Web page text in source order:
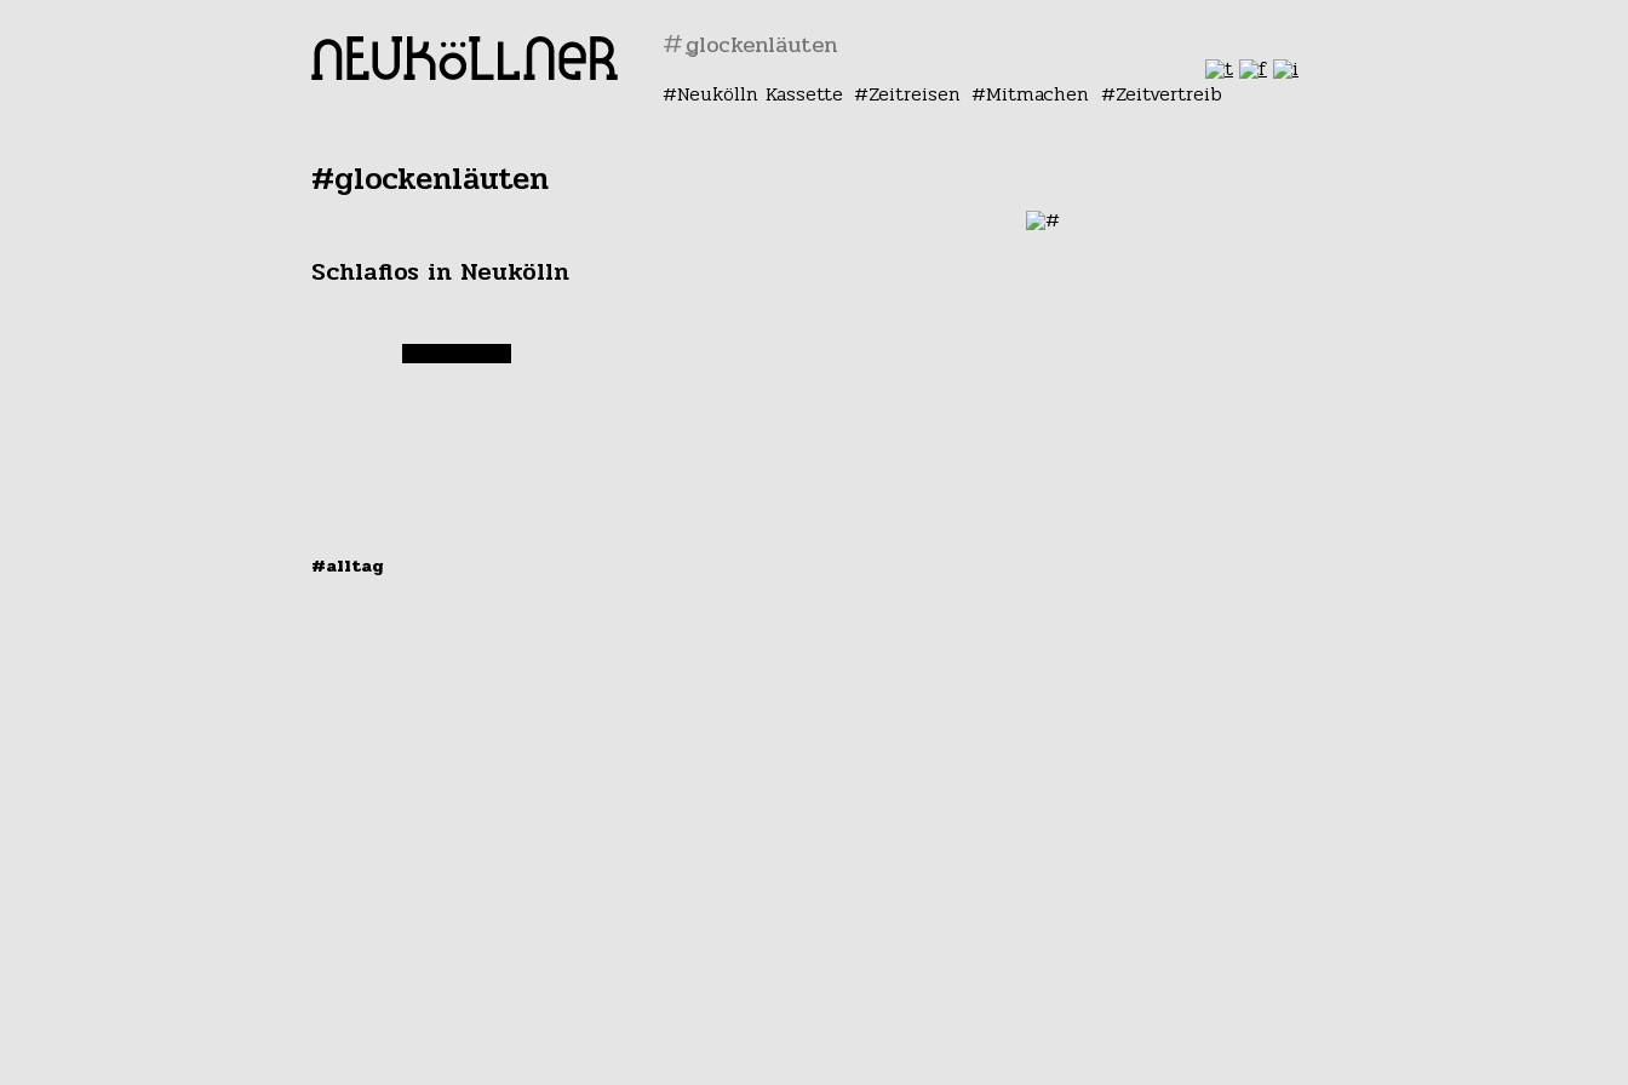
#
Neukölln Kassette Zeitreisen Mitmachen Zeitvertreib
#glockenläuten
Schlaflos in Neukölln
#alltag